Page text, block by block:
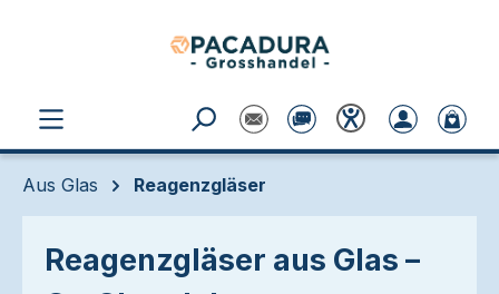
Aus Glas Reagenzgläser
Reagenzgläser aus Glas –